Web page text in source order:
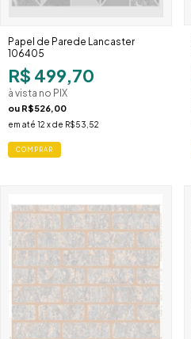
Papel de Parede Lancaster
106405
R$ 499,70
à vista no PIX
ou R$526,00
em até 12 x de R$53,52
COMPRAR